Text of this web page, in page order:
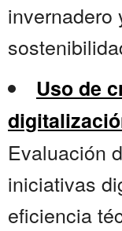
invernadero
Uso de
Evaluación
iniciativas
eficiencia